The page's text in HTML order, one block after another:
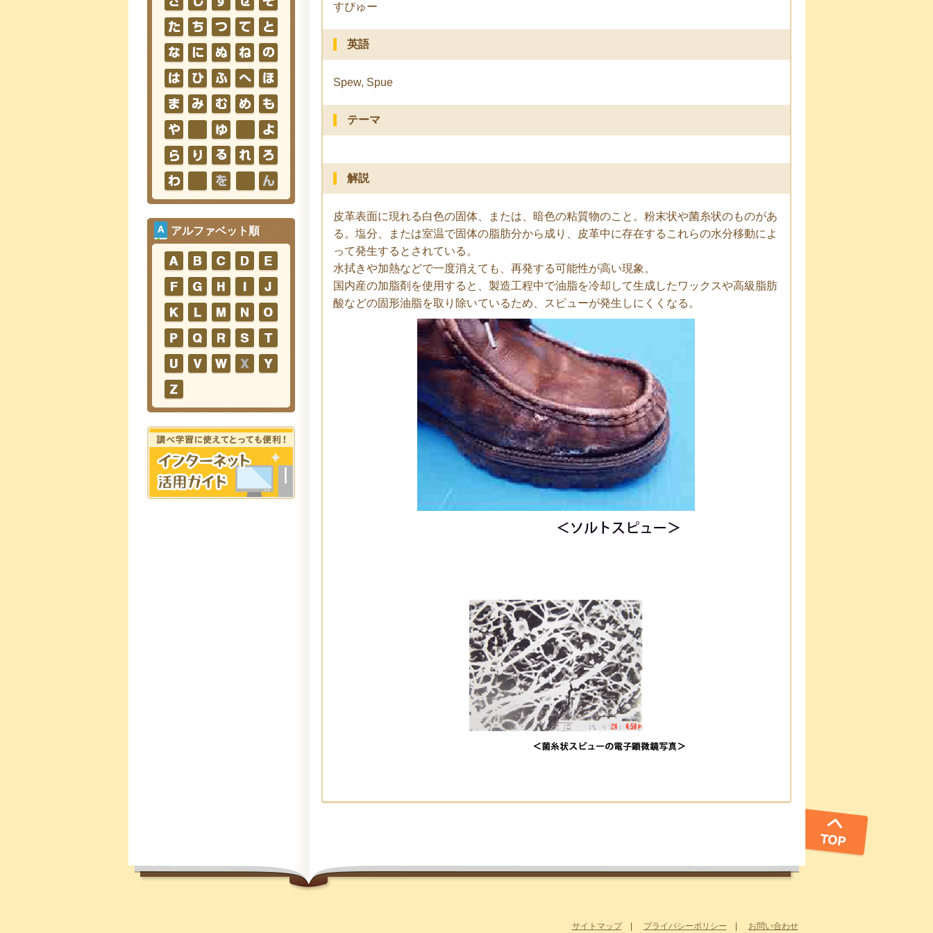
アルファベット順
すぴゅー
英語
Spew, Spue
テーマ
解説
皮革表面に現れる白色の固体、または、暗色の粘質物のこと。粉末状や菌糸状のものがあ
る。塩分、または室温で固体の脂肪分から成り、皮革中に存在するこれらの水分移動によ
って発生するとされている。
水拭きや加熱などで一度消えても、再発する可能性が高い現象。
国内産の加脂剤を使用すると、製造工程中で油脂を冷却して生成したワックスや高級脂肪
酸などの固形油脂を取り除いているため、スピューが発生しにくくなる。
サイトマップ| プライバシーポリシー お問い合わせ